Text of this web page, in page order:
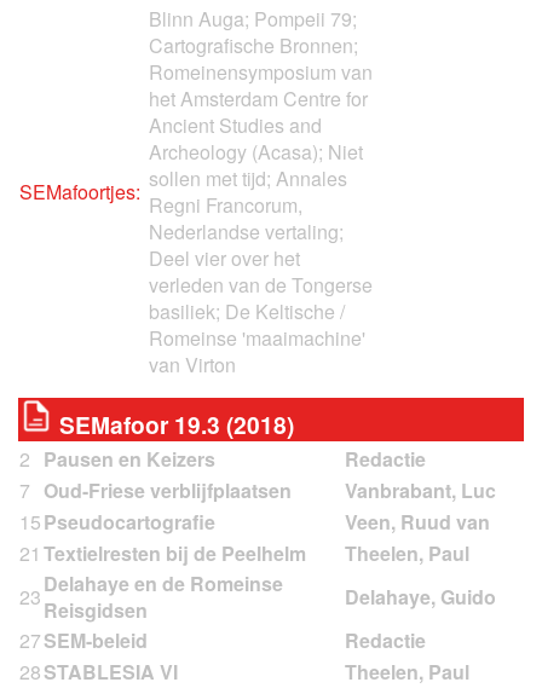
SEMafoortjes:
Blinn Auga; Pompeii 79;
Cartografische Bronnen;
Romeinensymposium van
het Amsterdam Centre for
Ancient Studies and
Archeology (Acasa); Niet
sollen met tijd; Annales
Regni Francorum,
Nederlandse vertaling;
Deel vier over het
verleden van de Tongerse
basiliek; De Keltische /
Romeinse 'maaimachine'
van Virton
SEMafoor 19.3 (2018)
2 Pausen en Keizers
7 Oud-Friese verblijfplaatsen
15Pseudocartografie
21 Textielresten bij de Peelhelm
23Delahaye en de Romeinse
Reisgidsen
27SEM-beleid
28STABLESIA VI